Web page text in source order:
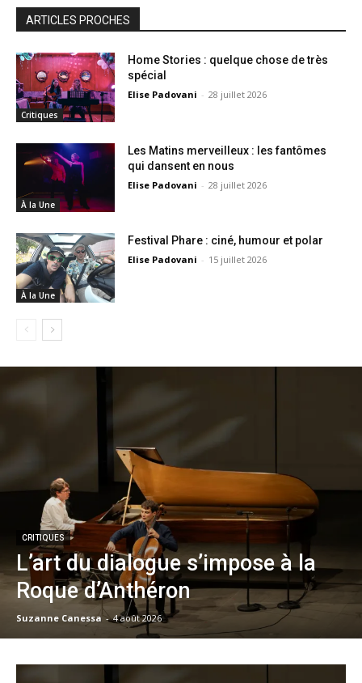
ARTICLES PROCHES
Critiques
Home Stories : quelque chose de très
spécial
Elise Padovani - 28 juillet 2026
À la Une
Les Matins merveilleux : les fantômes
qui dansent en nous
Elise Padovani - 28 juillet 2026
À la Une
Festival Phare : ciné, humour et polar
Elise Padovani - 15 juillet 2026
CRITIQUES
L’art du dialogue s’impose à la
Roque d’Anthéron
Suzanne Canessa - 4 août 2026